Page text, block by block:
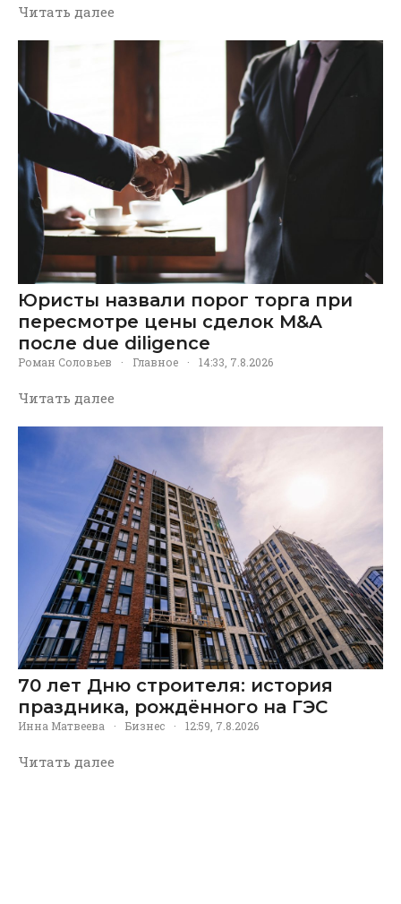
Читать далее
Юристы назвали порог торга при
пересмотре цены сделок M&A
после due diligence
Роман Соловьев · Главное · 14:33, 7.8.2026
Читать далее
70 лет Дню строителя: история
праздника, рождённого на ГЭС
Инна Матвеева · Бизнес · 12:59, 7.8.2026
Читать далее